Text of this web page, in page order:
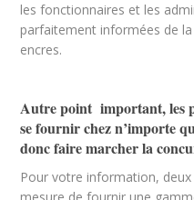
les fonctionnaires et les
parfaitement informées de
encres.
Autre point important, les
se fournir chez n’importe
donc faire marcher la
Pour votre information,